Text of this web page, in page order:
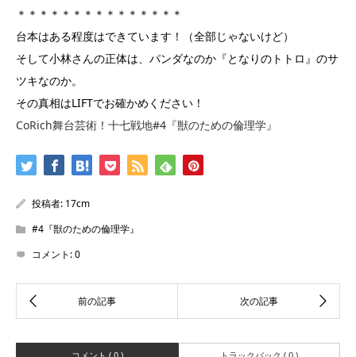
＊＊＊＊＊＊＊＊＊＊＊＊＊＊＊
台本はある程度はできています！（全部じゃないけど）
そして小林さんの正体は、パンダなのか『となりのトトロ』のサ
ツキなのか。
その真相はLIFTでお確かめください！
CoRich舞台芸術！十七戦地#4『獣のための倫理学』
投稿者: 17cm
#4『獣のための倫理学』
コメント:0